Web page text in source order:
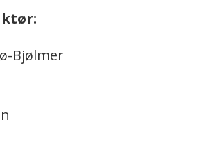
Bjølmer